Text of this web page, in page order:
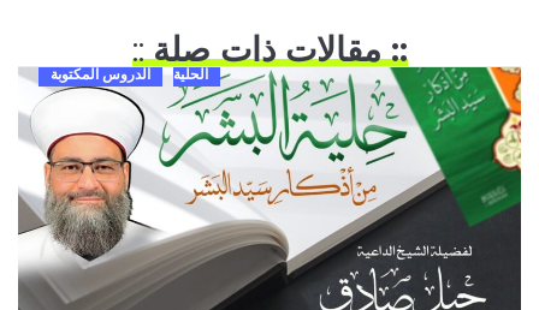
:: مقالات ذات صلة::
الحلية الدروس المكتوبة